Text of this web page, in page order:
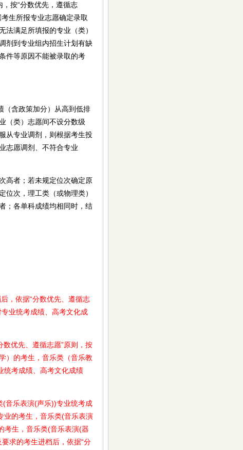
按“分数优先，遵循志
生所报专业志愿确定录取
满足所填报的专业（类）
剂到专业组内招生计划有缺
件等原因不能被录取的考
含政策加分）从高到低排
（类）志愿间不设分数级
从专业调剂，则根据考生投
志愿调剂、不符合专业
者；若未规定位次确定原
次，理工类（或物理类）
；各单科成绩均相同时，结
，依据“分数优先、遵循志
业统考成绩、高考文化成
优先、遵循志愿”原则，按
）的考生，音乐类（音乐教
统考成绩、高考文化成绩
乐表演(声乐))专业统考成
业的考生，音乐类(音乐表演
考生，音乐类(音乐表演(器
求的考生进档后，依据“分